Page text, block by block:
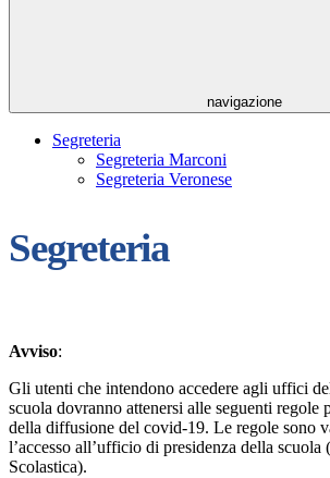
navigazione
Segreteria
Segreteria Marconi
Segreteria Veronese
Segreteria
Avviso:
Gli utenti che intendono accedere agli uffici
scuola dovranno attenersi alle seguenti regole
della diffusione del covid-19. Le regole sono
l’accesso all’ufficio di presidenza della scuola
Scolastica).